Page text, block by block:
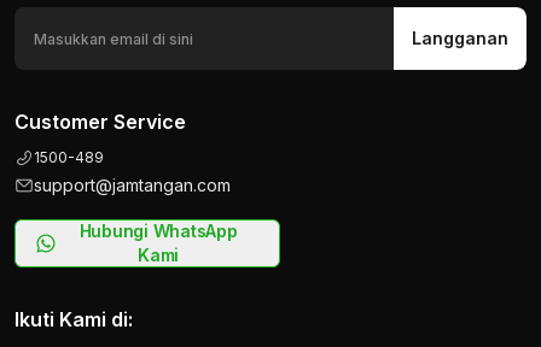
Langganan
Customer Service
1500-489
support@jamtangan.com
Hubungi WhatsApp
Kami
Ikuti Kami di: